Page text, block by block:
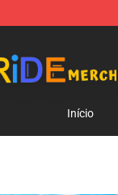
Merchandise
Início